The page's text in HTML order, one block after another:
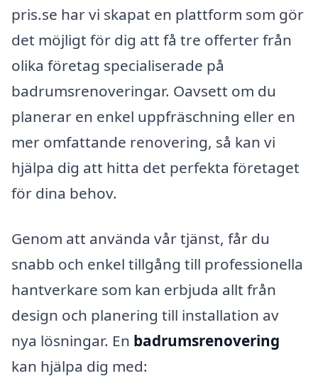
pris.se har vi skapat en plattform som gör
det möjligt för dig att få tre offerter från
olika företag specialiserade på
badrumsrenoveringar. Oavsett om du
planerar en enkel uppfräschning eller en
mer omfattande renovering, så kan vi
hjälpa dig att hitta det perfekta företaget
för dina behov.
Genom att använda vår tjänst, får du
snabb och enkel tillgång till professionella
hantverkare som kan erbjuda allt från
design och planering till installation av
nya lösningar. En badrumsrenovering
kan hjälpa dig med: